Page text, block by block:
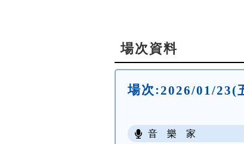
場次資料
場次:2026/01/23(
音 樂 家